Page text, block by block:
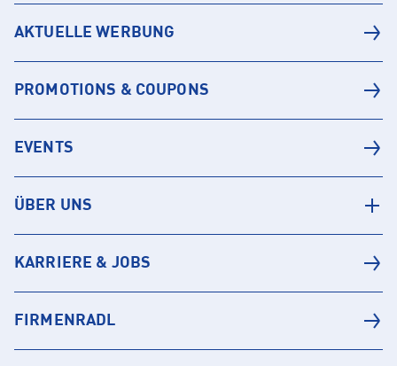
AKTUELLE WERBUNG
PROMOTIONS & COUPONS
EVENTS
ÜBER UNS
KARRIERE & JOBS
FIRMENRADL